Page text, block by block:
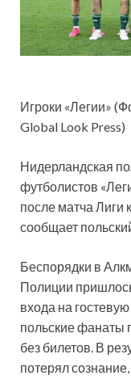
Игроки «Легии»
Global Look Press)
Нидерландская
футболистов
после матча Лиги
сообщает
Беспорядки в
Полиции
входа на
польские фанаты
без билетов. В
потерял